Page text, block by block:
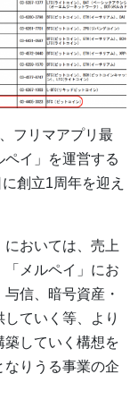
フリマアプリ最
イ」を運営する
創立1周年を迎え
おいては、売上
メルペイ」にお
信、暗号資産・
ていく等、より
していく構想を
なりうる事業の企